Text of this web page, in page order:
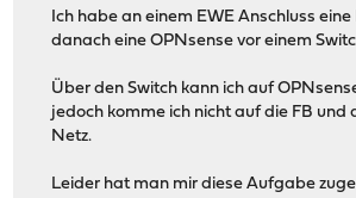
Ich habe an einem EWE Anschluss eine
danach eine OPNsense vor einem
Über den Switch kann ich auf
jedoch komme ich nicht auf die FB und
Netz.
Leider hat man mir diese Aufgabe